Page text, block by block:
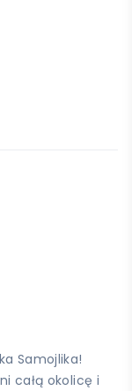
Samojlika!
całą okolicę i